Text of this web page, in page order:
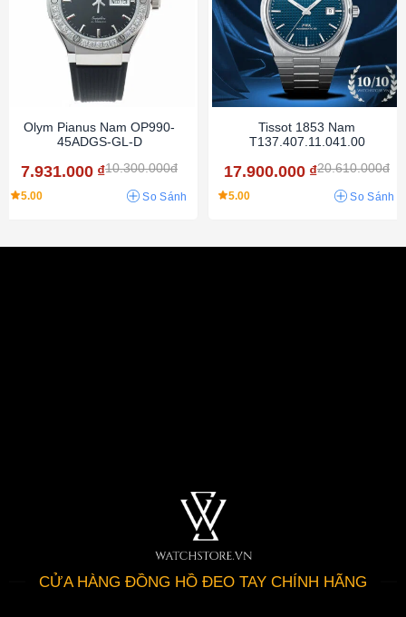
Olym Pianus Nam OP990-
45ADGS-GL-D
7.931.000 ₫10.300.000đ
5.00 So Sánh
Tissot 1853 Nam
T137.407.11.041.00
17.900.000 ₫20.610.000đ
5.00 So Sánh
CỬA HÀNG ĐỒNG HỒ ĐEO TAY CHÍNH HÃNG